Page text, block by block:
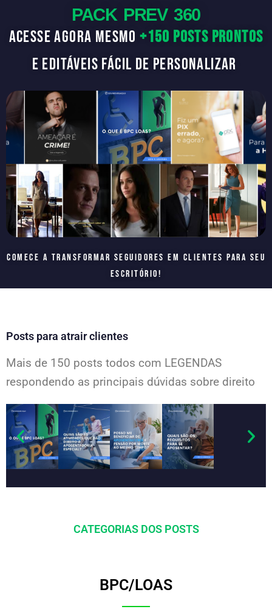
PACK PREV 360
Acesse agora mesmo+150 posts prontos
e editáveis fácil de personalizar
Comece a transformar seguidores em clientes para seu
escritório!
Posts para atrair clientes
Mais de 150 posts todos com LEGENDAS
respondendo as principais dúvidas sobre direito
CATEGORIAS DOS POSTS
BPC/LOAS